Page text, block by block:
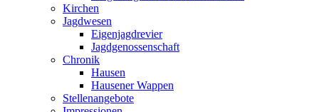
Kirchen
Jagdwesen
Eigenjagdrevier
Jagdgenossenschaft
Chronik
Hausen
Hausener Wappen
Stellenangebote